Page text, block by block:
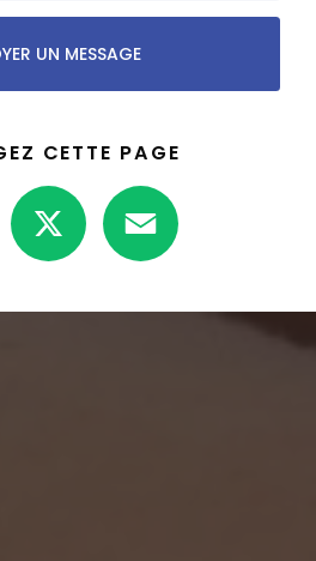
UN MESSAGE
CETTE PAGE
Facebook